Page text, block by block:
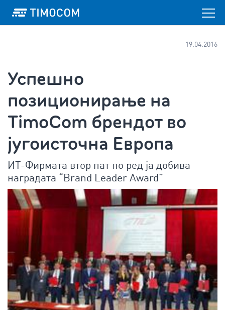
19.04.2016
Успешно
позиционирање на
TimoCom брендот во
југоисточна Европа
ИТ-Фирмата втор пат по ред ја добива
наградата “Brand Leader Award”